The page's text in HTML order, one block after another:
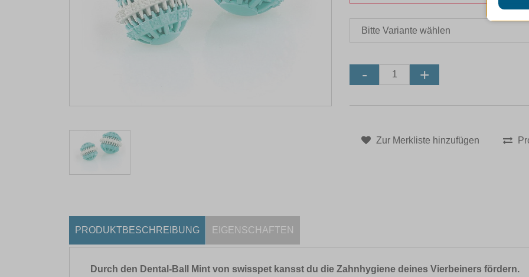
Zur Merkliste hinzufügen
PRODUKTBESCHREIBUNG EIGENSCHAFTEN
Durch den Dental-Ball Mint von swisspet kansst du die Zahnhygiene deines Vierbeiners fördern.